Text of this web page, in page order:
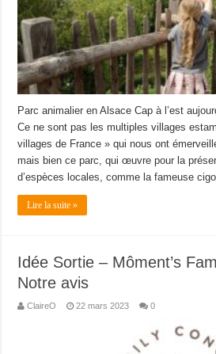
Parc animalier en Alsace Cap à l’est
Ce ne sont pas les multiples villages
villages de France » qui nous ont
mais bien ce parc, qui œuvre pour la
d’espèces locales, comme la fameuse
Lire la suite »
Idée Sortie – Môment’s
Notre avis
ClaireO 22 mars 2023 0